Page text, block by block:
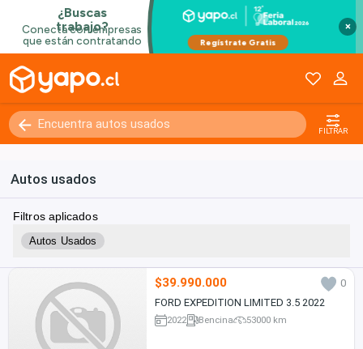
×
FILTRAR
Autos usados
Filtros aplicados
Autos Usados
$39.990.000
0
FORD EXPEDITION LIMITED 3.5 2022
2022 Bencina 53000 km